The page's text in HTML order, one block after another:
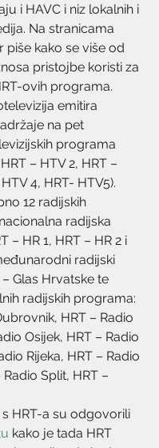
i HAVC i niz lokalnih i
Na stranicama
piše kako se više od
pristojbe koristi za
ovih programa.
emitira
na pet
programa
– HTV 2, HRT –
4, HRT- HTV5).
12 radijskih
radijska
– HR 1, HRT – HR 2 i
radijski
Glas Hrvatske te
radijskih programa:
HRT – Radio
Osijek, HRT – Radio
Rijeka, HRT – Radio
Split, HRT –
HRT-a su odgovorili
kako je tada HRT